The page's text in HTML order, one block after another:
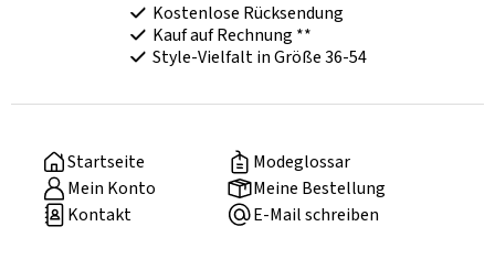
Kostenlose Rücksendung
Kauf auf Rechnung **
Style-Vielfalt in Größe 36-54
Startseite
Modeglossar
Mein Konto
Meine Bestellung
Kontakt
E-Mail schreiben